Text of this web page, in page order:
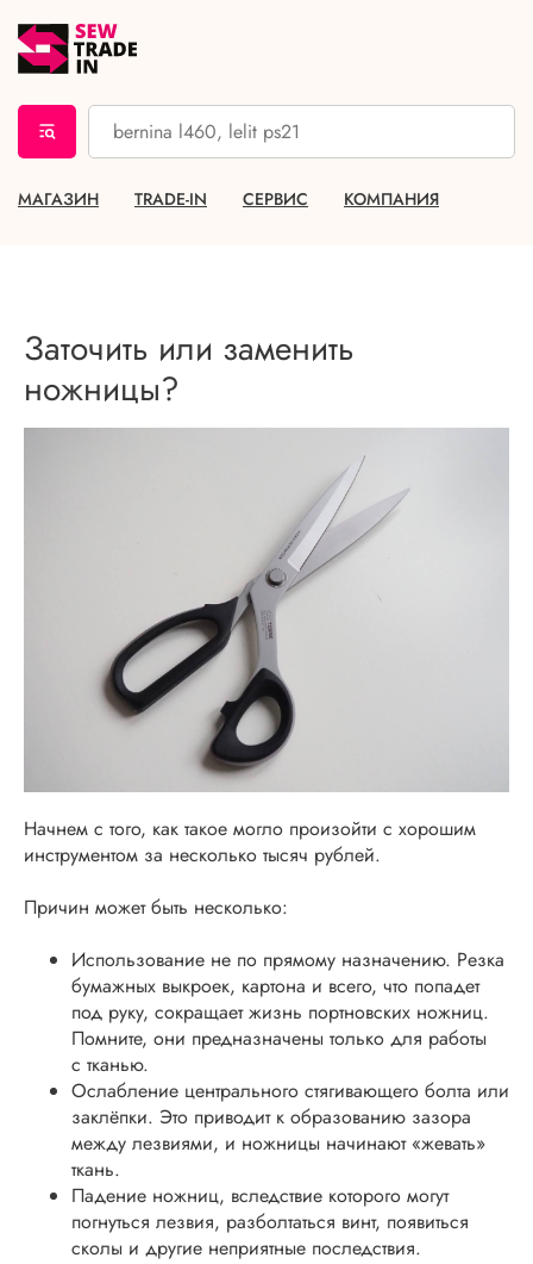
МАГАЗИН TRADE-IN СЕРВИС КОМПАНИЯ
Заточить или заменить
ножницы?
Начнем с того, как такое могло произойти с хорошим
инструментом за несколько тысяч рублей.
Причин может быть несколько:
Использование не по прямому назначению. Резка
бумажных выкроек, картона и всего, что попадет
под руку, сокращает жизнь портновских ножниц.
Помните, они предназначены только для работы
с тканью.
Ослабление центрального стягивающего болта или
заклёпки. Это приводит к образованию зазора
между лезвиями, и ножницы начинают «жевать»
ткань.
Падение ножниц, вследствие которого могут
погнуться лезвия, разболтаться винт, появиться
сколы и другие неприятные последствия.